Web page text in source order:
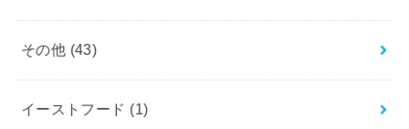
その他 (43)
イーストフード (1)